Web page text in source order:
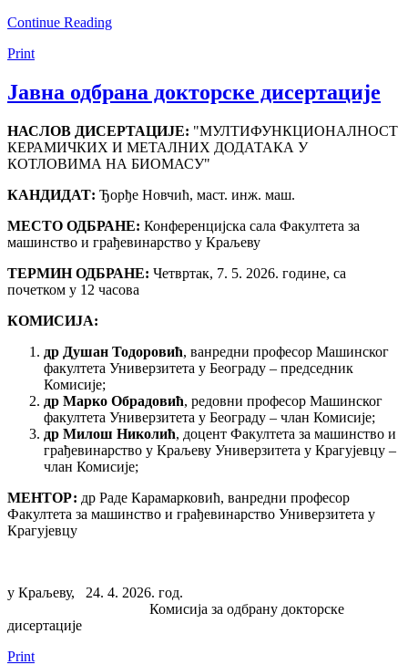
Continue Reading
Print
Јавна одбрана докторскe дисертацијe
НАСЛОВ ДИСЕРТАЦИЈЕ: "МУЛТИФУНКЦИОНАЛНОСТ
КЕРАМИЧКИХ И МЕТАЛНИХ ДОДАТАКА У
КОТЛОВИМА НА БИОМАСУ"
КАНДИДАТ: Ђорђе Новчић, маст. инж. маш.
МЕСТО ОДБРАНЕ: Конференцијска сала Факултета за
машинство и грађевинарство у Краљеву
ТЕРМИН ОДБРАНЕ: Четвртак, 7. 5. 2026. године, са
почетком у 12 часова
КОМИСИЈА:
др Душан Тодоровић, ванредни професор Машинског
факултета Универзитета у Београду – председник
Комисије;
др Марко Обрадовић, редовни професор Машинског
факултета Универзитета у Београду – члан Комисије;
др Милош Николић, доцент Факултета за машинство и
грађевинарство у Краљеву Универзитета у Крагујевцу –
члан Комисије;
МЕНТОР: др Раде Карамарковић, ванредни професор
Факултета за машинство и грађевинарство Универзитета у
Крагујевцу
у Краљеву, 24. 4. 2026. год.
Комисија за одбрану докторске
дисертације
Print